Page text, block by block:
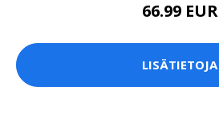
66.99 EUR
LISÄTIETOJA